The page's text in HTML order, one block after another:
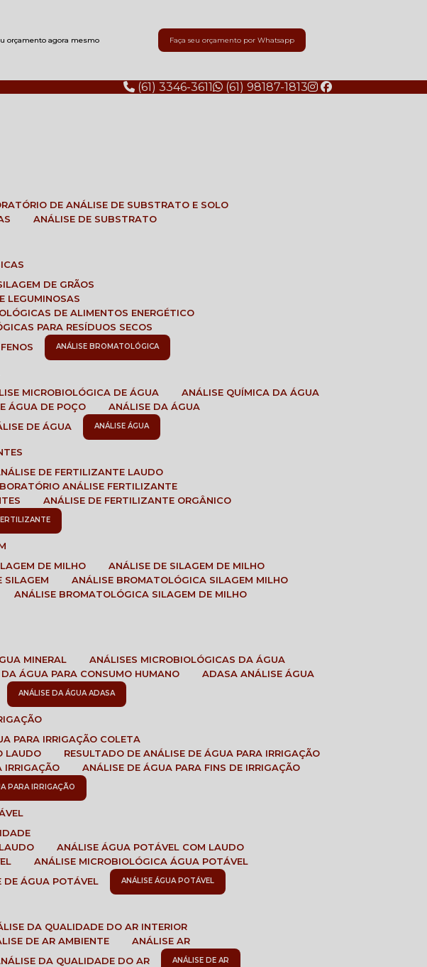
orçamento agora mesmo Faça seu orçamento por Whatsapp
(61) 3346-3611 (61) 98187-1813
DE ANÁLISE DE SUBSTRATO E SOLO
ANÁLISE DE SUBSTRATO
DE GRÃOS
LEGUMINOSAS
DE ALIMENTOS ENERGÉTICO
PARA RESÍDUOS SECOS
ANÁLISE BROMATOLÓGICA
MICROBIOLÓGICA DE ÁGUA
ANÁLISE QUÍMICA DA ÁGUA
ÁGUA DE POÇO
ANÁLISE DA ÁGUA
DE ÁGUA ANÁLISE ÁGUA
ANÁLISE DE FERTILIZANTE LAUDO
ANÁLISE FERTILIZANTE
ANÁLISE DE FERTILIZANTE ORGÂNICO
DE MILHO
ANÁLISE DE SILAGEM DE MILHO
SILAGEM
ANÁLISE BROMATOLÓGICA SILAGEM MILHO
ANÁLISE BROMATOLÓGICA SILAGEM DE MILHO
MINERAL
ANÁLISES MICROBIOLÓGICAS DA ÁGUA
DA ÁGUA PARA CONSUMO HUMANO
ADASA ANÁLISE ÁGUA
ANÁLISE DA ÁGUA ADASA
PARA IRRIGAÇÃO COLETA
LAUDO
RESULTADO DE ANÁLISE DE ÁGUA PARA IRRIGAÇÃO
IRRIGAÇÃO
ANÁLISE DE ÁGUA PARA FINS DE IRRIGAÇÃO
PARA IRRIGAÇÃO
ANÁLISE ÁGUA POTÁVEL COM LAUDO
ANÁLISE MICROBIOLÓGICA ÁGUA POTÁVEL
DE ÁGUA POTÁVEL ANÁLISE ÁGUA POTÁVEL
DA QUALIDADE DO AR INTERIOR
DE AR AMBIENTE
ANÁLISE AR
ANÁLISE DA QUALIDADE DO AR ANÁLISE DE AR